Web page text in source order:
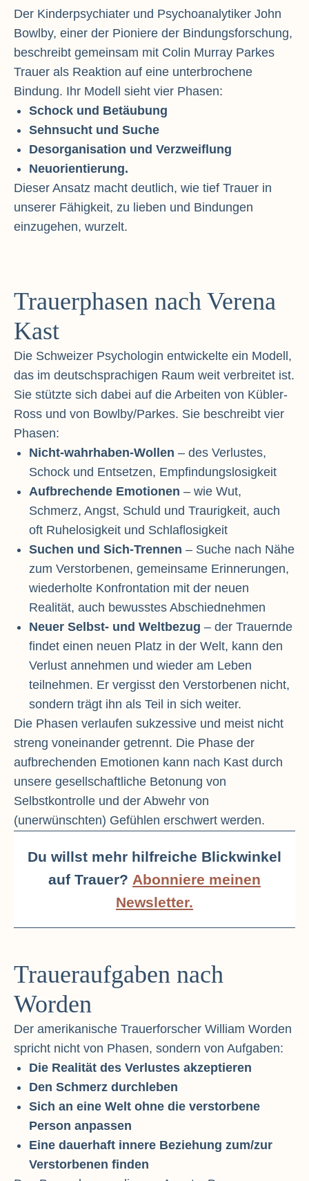
Der Kinderpsychiater und Psychoanalytiker John
Bowlby, einer der Pioniere der Bindungsforschung,
beschreibt gemeinsam mit Colin Murray Parkes
Trauer als Reaktion auf eine unterbrochene
Bindung. Ihr Modell sieht vier Phasen:
Schock und Betäubung
Sehnsucht und Suche
Desorganisation und Verzweiflung
Neuorientierung.
Dieser Ansatz macht deutlich, wie tief Trauer in
unserer Fähigkeit, zu lieben und Bindungen
einzugehen, wurzelt.
Trauerphasen nach Verena
Kast
Die Schweizer Psychologin entwickelte ein Modell,
das im deutschsprachigen Raum weit verbreitet ist.
Sie stützte sich dabei auf die Arbeiten von Kübler-
Ross und von Bowlby/Parkes. Sie beschreibt vier
Phasen:
Nicht-wahrhaben-Wollen – des Verlustes,
Schock und Entsetzen, Empfindungslosigkeit
Aufbrechende Emotionen – wie Wut,
Schmerz, Angst, Schuld und Traurigkeit, auch
oft Ruhelosigkeit und Schlaflosigkeit
Suchen und Sich-Trennen – Suche nach Nähe
zum Verstorbenen, gemeinsame Erinnerungen,
wiederholte Konfrontation mit der neuen
Realität, auch bewusstes Abschiednehmen
Neuer Selbst- und Weltbezug – der Trauernde
findet einen neuen Platz in der Welt, kann den
Verlust annehmen und wieder am Leben
teilnehmen. Er vergisst den Verstorbenen nicht,
sondern trägt ihn als Teil in sich weiter.
Die Phasen verlaufen sukzessive und meist nicht
streng voneinander getrennt. Die Phase der
aufbrechenden Emotionen kann nach Kast durch
unsere gesellschaftliche Betonung von
Selbstkontrolle und der Abwehr von
(unerwünschten) Gefühlen erschwert werden.
Du willst mehr hilfreiche Blickwinkel
auf Trauer? Abonniere meinen
Newsletter.
Traueraufgaben nach
Worden
Der amerikanische Trauerforscher William Worden
spricht nicht von Phasen, sondern von Aufgaben:
Die Realität des Verlustes akzeptieren
Den Schmerz durchleben
Sich an eine Welt ohne die verstorbene
Person anpassen
Eine dauerhaft innere Beziehung zum/zur
Verstorbenen finden